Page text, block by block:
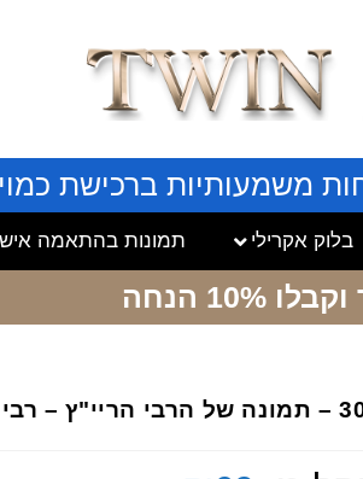
משמעותיות ברכישת
בלוק אקרילי תמונות בהתאמה
וקבלו 10% הנחה
– רבי יוסף יצחק שניאורסון